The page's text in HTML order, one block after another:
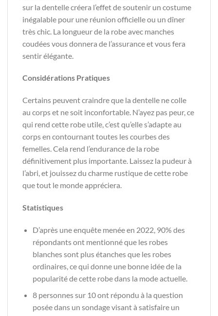
sur la dentelle créera l’effet de soutenir un costume
inégalable pour une réunion officielle ou un dîner
très chic. La longueur de la robe avec manches
coudées vous donnera de l’assurance et vous fera
sentir élégante.
Considérations Pratiques
Certains peuvent craindre que la dentelle ne colle
au corps et ne soit inconfortable. N’ayez pas peur, ce
qui rend cette robe utile, c’est qu’elle s’adapte au
corps en contournant toutes les courbes des
femelles. Cela rend l’endurance de la robe
définitivement plus importante. Laissez la pudeur à
l’abri, et jouissez du charme rustique de cette robe
que tout le monde appréciera.
Statistiques
D’après une enquête menée en 2022, 90% des
répondants ont mentionné que les robes
blanches sont plus étanches que les robes
ordinaires, ce qui donne une bonne idée de la
popularité de cette robe dans la mode actuelle.
8 personnes sur 10 ont répondu à la question
posée dans un sondage visant à satisfaire un